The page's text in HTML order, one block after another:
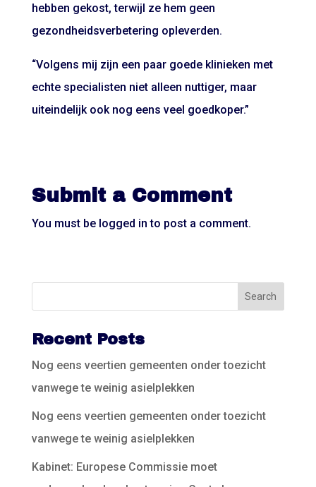
hebben gekost, terwijl ze hem geen
gezondheidsverbetering opleverden.
“Volgens mij zijn een paar goede klinieken met
echte specialisten niet alleen nuttiger, maar
uiteindelijk ook nog eens veel goedkoper.”
Submit a Comment
You must be logged in to post a comment.
Recent Posts
Nog eens veertien gemeenten onder toezicht
vanwege te weinig asielplekken
Nog eens veertien gemeenten onder toezicht
vanwege te weinig asielplekken
Kabinet: Europese Commissie moet